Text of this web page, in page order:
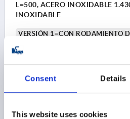
Consent Details
This website uses cookies
L=500, ACERO INOXIDABLE
INOXIDABLE
VERSIÓN 1=CON RODAMIENTO
DIÁMETRO EXTERIOR=40
P1 MUELLE DE AJUSTE DIN